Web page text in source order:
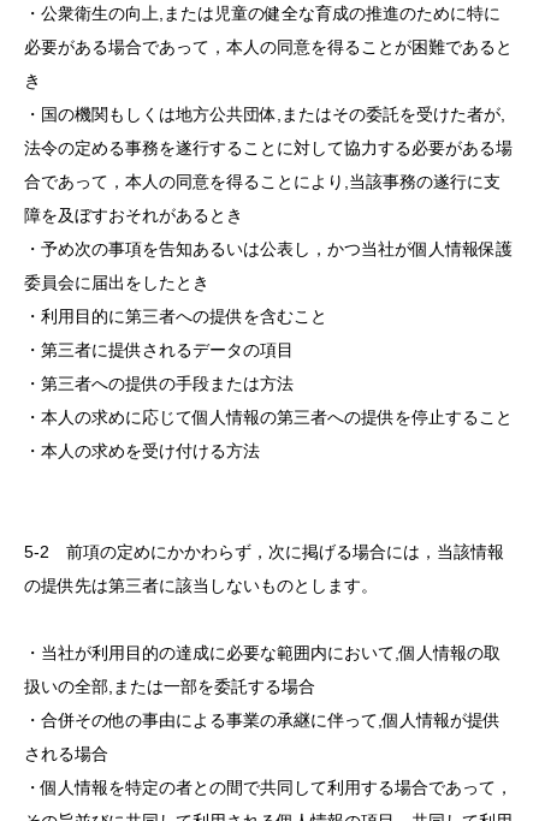
・公衆衛生の向上,または児童の健全な育成の推進のために特に
必要がある場合であって，本人の同意を得ることが困難であると
き
・国の機関もしくは地方公共団体,またはその委託を受けた者が,
法令の定める事務を遂行することに対して協力する必要がある場
合であって，本人の同意を得ることにより,当該事務の遂行に支
障を及ぼすおそれがあるとき
・予め次の事項を告知あるいは公表し，かつ当社が個人情報保護
委員会に届出をしたとき
・利用目的に第三者への提供を含むこと
・第三者に提供されるデータの項目
・第三者への提供の手段または方法
・本人の求めに応じて個人情報の第三者への提供を停止すること
・本人の求めを受け付ける方法
5-2 前項の定めにかかわらず，次に掲げる場合には，当該情報
の提供先は第三者に該当しないものとします。
・当社が利用目的の達成に必要な範囲内において,個人情報の取
扱いの全部,または一部を委託する場合
・合併その他の事由による事業の承継に伴って,個人情報が提供
される場合
・個人情報を特定の者との間で共同して利用する場合であって，